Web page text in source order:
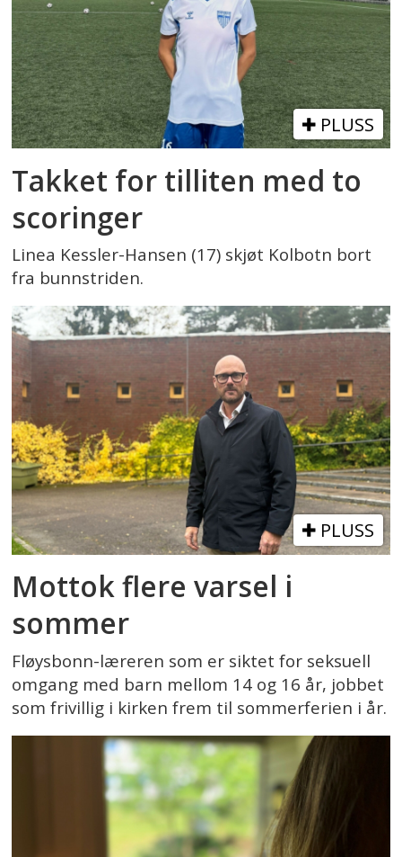
PLUSS
Takket for tilliten med to
scoringer
Linea Kessler-Hansen (17) skjøt Kolbotn bort
fra bunnstriden.
PLUSS
Mottok flere varsel i
sommer
Fløysbonn-læreren som er siktet for seksuell
omgang med barn mellom 14 og 16 år, jobbet
som frivillig i kirken frem til sommerferien i år.